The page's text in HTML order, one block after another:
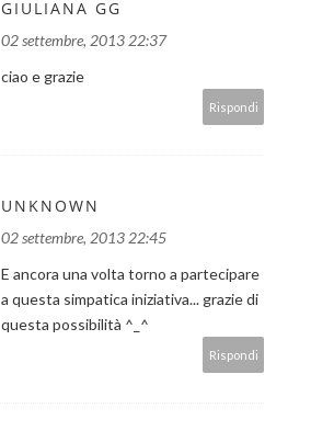
GIULIANA GG
02 settembre, 2013 22:37
ciao e grazie
Rispondi
UNKNOWN
02 settembre, 2013 22:45
E ancora una volta torno a partecipare
a questa simpatica iniziativa... grazie di
questa possibilità ^_^
Rispondi